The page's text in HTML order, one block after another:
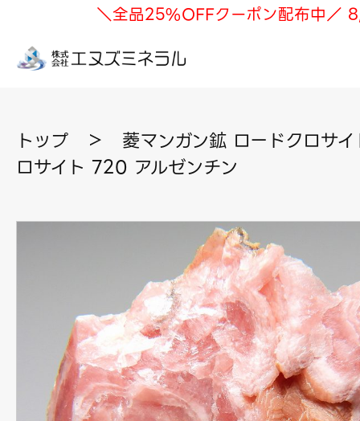
＼全品25%OFFクーポン配布中／
トップ ＞
菱マンガン鉱 ロードクロサイ
ロサイト 720 アルゼンチン